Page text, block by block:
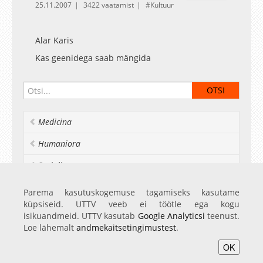
25.11.2007
3422 vaatamist Kultuur
Alar Karis
Kas geenidega saab mängida
Medicina
Humaniora
Socialia
Realia et naturalia
Ülikoolist veel
Parema kasutuskogemuse tagamiseks kasutame
küpsiseid. UTTV veeb ei töötle ega kogu
isikuandmeid. UTTV kasutab Google Analyticsi teenust.
Loe lähemalt andmekaitsetingimustest.
OK